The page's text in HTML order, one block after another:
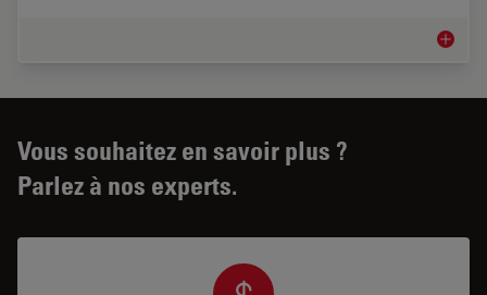
Vous souhaitez en savoir plus ?
Parlez à nos experts.